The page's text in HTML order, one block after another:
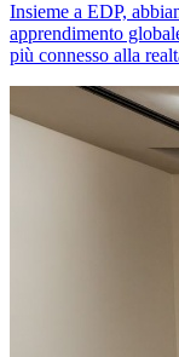
Insieme a EDP,
apprendimento
più connesso alla